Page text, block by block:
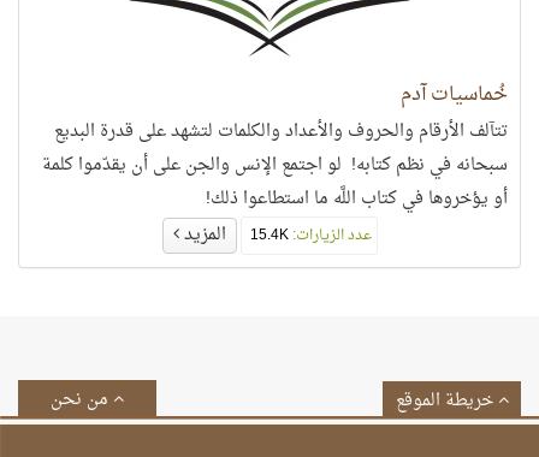
خُماسيات آدم
تتآلف الأرقام والحروف والأعداد والكلمات لتشهد على قدرة البديع
سبحانه في نظم كتابه! لو اجتمع الإنس والجن على أن يقدّموا كلمة
أو يؤخروها في كتاب اللَّه ما استطاعوا ذلك!
عدد الزيارات:15.4K المزيد
من نحن خريطة الموقع